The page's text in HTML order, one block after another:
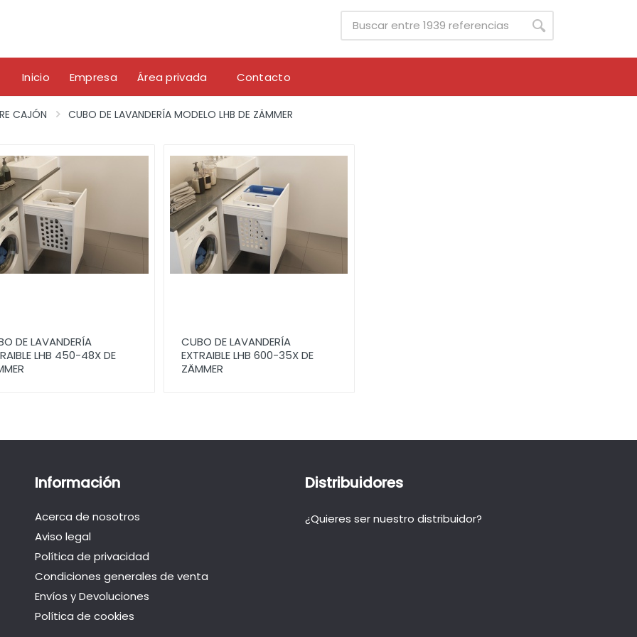
Inicio Empresa Área privada Contacto
CAJÓN CUBO DE LAVANDERÍA MODELO LHB DE ZÄMMER
DE LAVANDERÍA
LHB 450-48X DE
CUBO DE LAVANDERÍA
EXTRAIBLE LHB 600-35X DE
ZÄMMER
Información
Acerca de nosotros
Aviso legal
Política de privacidad
Condiciones generales de venta
Envíos y Devoluciones
Política de cookies
Distribuidores
¿Quieres ser nuestro distribuidor?